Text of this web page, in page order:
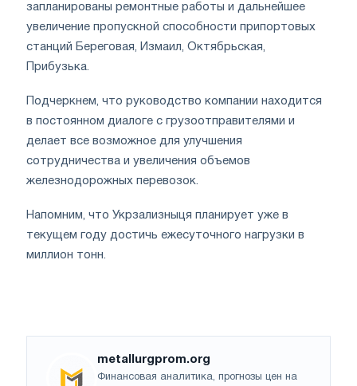
запланированы ремонтные работы и дальнейшее
увеличение пропускной способности припортовых
станций Береговая, Измаил, Октябрьская,
Прибузька.
Подчеркнем, что руководство компании находится
в постоянном диалоге с грузоотправителями и
делает все возможное для улучшения
сотрудничества и увеличения объемов
железнодорожных перевозок.
Напомним, что Укрзализныця планирует уже в
текущем году достичь ежесуточного нагрузки в
миллион тонн.
metallurgprom.org
Финансовая аналитика, прогнозы цен на